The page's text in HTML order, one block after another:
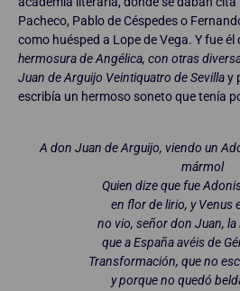
Pacheco, Pablo de Céspedes o
como huésped a Lope de Vega. Y fue él
hermosura de Angélica, con otras
Juan de Arguijo Veintiquatro de Sevillay
escribía un hermoso soneto que tenía
A don Juan de Arguijo, viendo un
mármol
Quien dize que fue
en flor de lirio, y Venus
no vio, señor don Juan, la
que a España avéis de
Transformación, que no
y porque no quedó